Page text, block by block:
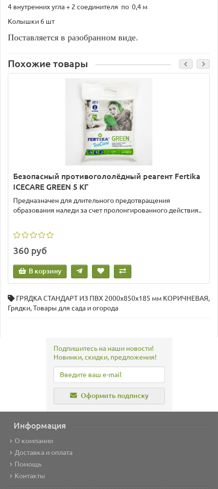
4 внутренних угла + 2 соединителя по 0,4 м
Колышки 6 шт
Поставляется в разобранном виде.
Похожие товары
Безопасный противогололёдный реагент Fertika
ICECARE GREEN 5 КГ
Предназначен для длительного предотвращения
образования наледи за счет пролонгированного действия..
360 руб
В корзину
ГРЯДКА СТАНДАРТ ИЗ ПВХ 2000х850х185 мм КОРИЧНЕВАЯ,
Грядки,Товары для сада и огорода
Подпишитесь на наши новости!
Новинки, скидки, предложения!
Оформить подписку
Информация
О компании
Доставка и оплата
Помощь
Контакты